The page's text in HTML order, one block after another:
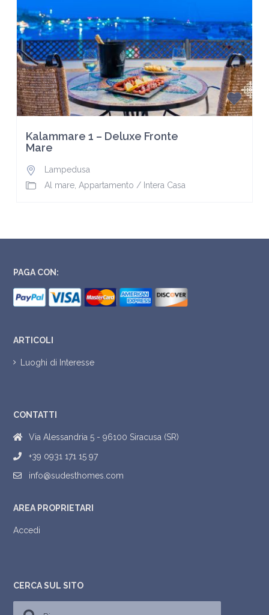
Kalammare 1 – Deluxe Fronte
Mare
Lampedusa
Al mare Appartamento / Intera Casa
PAGA CON:
ARTICOLI
Luoghi di Interesse
CONTATTI
Via Alessandria 5 - 96100 Siracusa (SR)
+39 0931 171 15 97
info@sudesthomes.com
AREA PROPRIETARI
Accedi
CERCA SUL SITO